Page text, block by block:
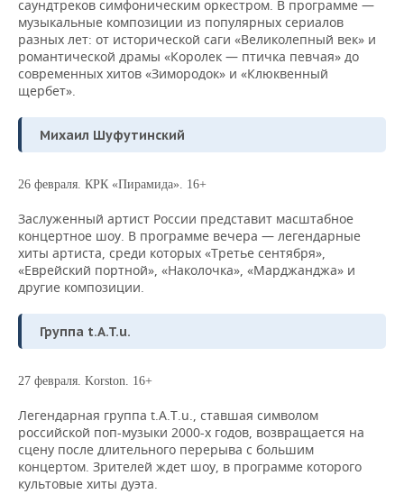
саундтреков симфоническим оркестром. В программе —
музыкальные композиции из популярных сериалов
разных лет: от исторической саги «Великолепный век» и
романтической драмы «Королек — птичка певчая» до
современных хитов «Зимородок» и «Клюквенный
щербет».
Михаил Шуфутинский
26 февраля. КРК «Пирамида». 16+
Заслуженный артист России представит масштабное
концертное шоу. В программе вечера — легендарные
хиты артиста, среди которых «Третье сентября»,
«Еврейский портной», «Наколочка», «Марджанджа» и
другие композиции.
Группа t.A.T.u.
27 февраля. Korston. 16+
Легендарная группа t.A.T.u., ставшая символом
российской поп-музыки 2000-х годов, возвращается на
сцену после длительного перерыва с большим
концертом. Зрителей ждет шоу, в программе которого
культовые хиты дуэта.